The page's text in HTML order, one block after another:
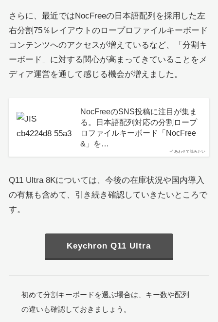
さらに、最近ではNocFreeの日本語配列を採用した左
右分割75％レイアウトのロープロファイルキーボード
コンテンツへのアクセスが増えているなど、「分割キ
ーボード」に対する関心が高まってきていることをメ
ディア運営を通して感じる機会が増えました。
あわせて読みたい
NocFreeのSNS投稿に注目が集ま
る。日本語配列対応の分割ロープ
ロファイルキーボード「NocFree
&」を…
Q11 Ultra 8Kについては、今後の在庫状況や国内導入
の有無も含めて、引き続き確認していきたいところで
す。
Keychron Q11 Ultra
初めて分割キーボードを選ぶ場合は、キー数や配列
の違いも確認しておきましょう。